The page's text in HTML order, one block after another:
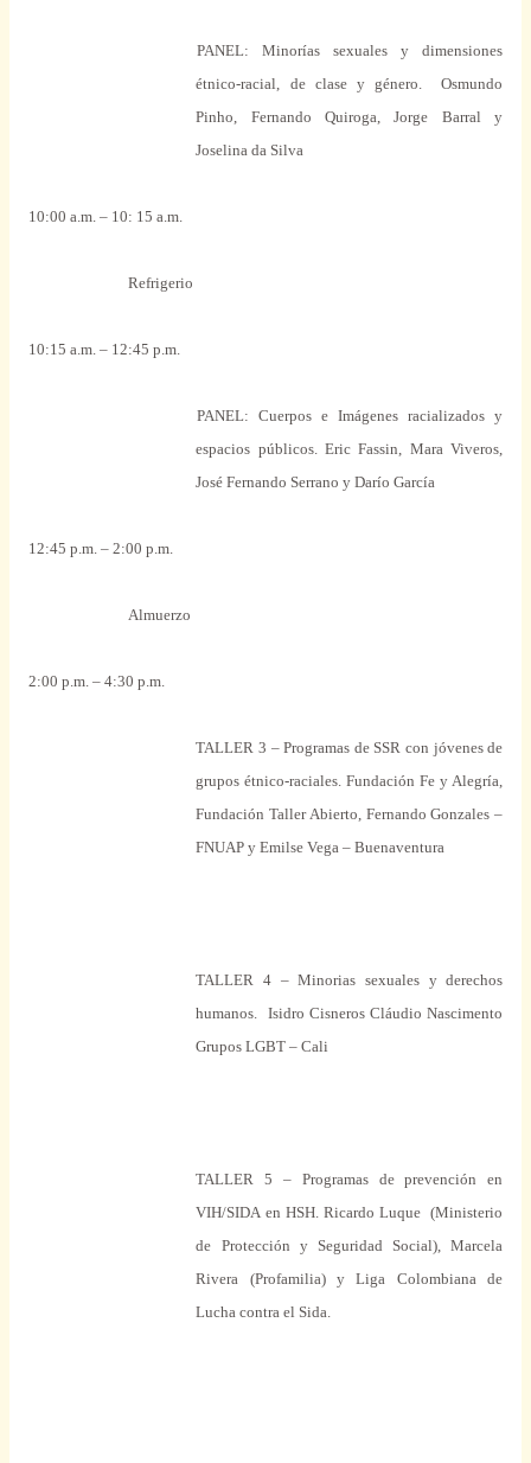
PANEL: Minorías sexuales y dimensiones
étnico-racial, de clase y género.
Osmundo
Pinho, Fernando Quiroga, Jorge Barral y
Joselina da Silva
10:00 a.m. – 10: 15 a.m.
Refrigerio
10:15 a.m. – 12:45 p.m.
PANEL: Cuerpos e Imágenes racializados y
espacios públicos. Eric Fassin, Mara Viveros,
José Fernando Serrano y Darío García
12:45 p.m. – 2:00 p.m.
Almuerzo
2:00 p.m. – 4:30 p.m.
TALLER 3 – Programas de SSR con jóvenes de
grupos étnico-raciales. Fundación Fe y Alegría,
Fundación Taller Abierto, Fernando Gonzales –
FNUAP y Emilse Vega – Buenaventura
TALLER 4 – Minorias sexuales y derechos
humanos.
Isidro Cisneros Cláudio Nascimento
Grupos LGBT – Cali
TALLER 5 – Programas de prevención en
VIH/SIDA en HSH. Ricardo Luque (Ministerio
de Protección y Seguridad Social), Marcela
Rivera (Profamilia) y Liga Colombiana de
Lucha contra el Sida.